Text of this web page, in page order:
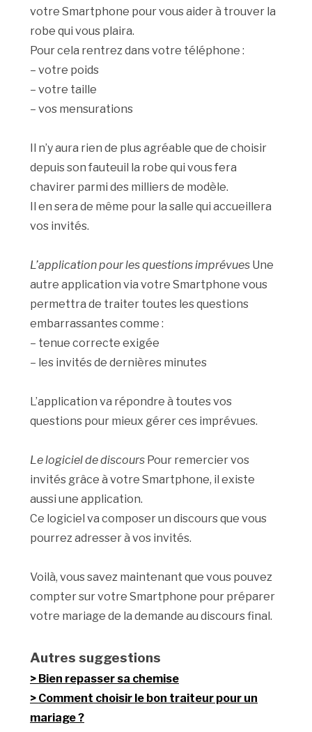
votre Smartphone pour vous aider à trouver la
robe qui vous plaira.
Pour cela rentrez dans votre téléphone :
– votre poids
– votre taille
– vos mensurations
Il n’y aura rien de plus agréable que de choisir
depuis son fauteuil la robe qui vous fera
chavirer parmi des milliers de modèle.
Il en sera de même pour la salle qui accueillera
vos invités.
L’application pour les questions imprévues Une
autre application via votre Smartphone vous
permettra de traiter toutes les questions
embarrassantes comme :
– tenue correcte exigée
– les invités de dernières minutes
L’application va répondre à toutes vos
questions pour mieux gérer ces imprévues.
Le logiciel de discours Pour remercier vos
invités grâce à votre Smartphone, il existe
aussi une application.
Ce logiciel va composer un discours que vous
pourrez adresser à vos invités.
Voilà, vous savez maintenant que vous pouvez
compter sur votre Smartphone pour préparer
votre mariage de la demande au discours final.
Autres suggestions
Bien repasser sa chemise
Comment choisir le bon traiteur pour un
mariage ?